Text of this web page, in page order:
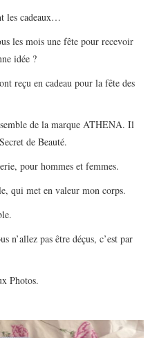
les cadeaux…
les mois une fête pour recevoir
idée ?
reçu en cadeau pour la fête des
de la marque ATHENA. Il
de Beauté.
pour hommes et femmes.
qui met en valeur mon corps.
n’allez pas être déçus, c’est par
Photos.